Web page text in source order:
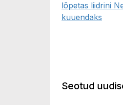
lõpetas liidrini
kuuendaks
Seotud